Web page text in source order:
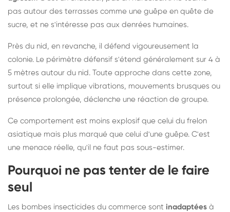
pas autour des terrasses comme une guêpe en quête de
sucre, et ne s'intéresse pas aux denrées humaines.
Près du nid, en revanche, il défend vigoureusement la
colonie. Le périmètre défensif s'étend généralement sur 4 à
5 mètres autour du nid. Toute approche dans cette zone,
surtout si elle implique vibrations, mouvements brusques ou
présence prolongée, déclenche une réaction de groupe.
Ce comportement est moins explosif que celui du frelon
asiatique mais plus marqué que celui d'une guêpe. C'est
une menace réelle, qu'il ne faut pas sous-estimer.
Pourquoi ne pas tenter de le faire
seul
Les bombes insecticides du commerce sont inadaptées à